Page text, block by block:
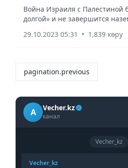
долгой
Война Израиля с Палестиной
долгой» и не завершится
разведуправления «Моссада»
29.10.2023 05:31 • 1,839 көру
pagination.previous
A Vecher.kz
канал
Vecher_kz
Vecher_kz